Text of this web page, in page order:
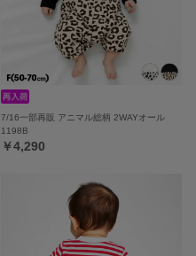
7/16一部再販 アニマル総柄 2WAYオール
1198B
￥4,290